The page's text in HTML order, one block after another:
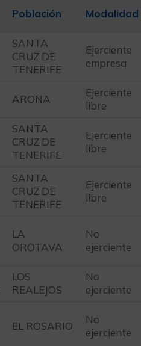
Población Modalidad
SANTA
CRUZ DE
TENERIFE
Ejerciente
empresa
ARONA
Ejerciente
libre
SANTA
CRUZ DE
TENERIFE
Ejerciente
libre
SANTA
CRUZ DE
TENERIFE
Ejerciente
libre
LA
OROTAVA
No
ejerciente
LOS
REALEJOS
No
ejerciente
EL ROSARIO
No
ejerciente